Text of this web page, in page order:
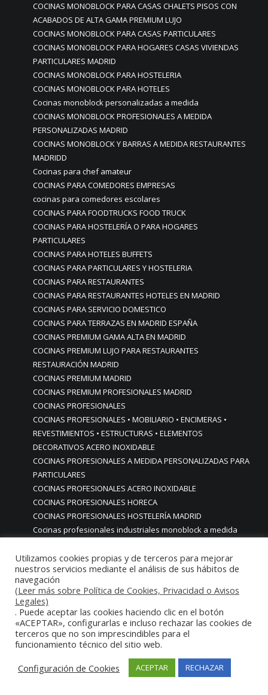
COCINAS MONOBLOCK PARA CASAS CHALETS PISOS CON
ACABADOS DE ALTA GAMA PREMIUM LUJO
COCINAS MONOBLOCK PARA CASAS PARTICULARES
COCINAS MONOBLOCK PARA HOGARES CASAS VIVIENDAS
PARTICULARES MADRID
COCINAS MONOBLOCK PARA HOSTELERIA
COCINAS MONOBLOCK PARA HOTELES
Cocinas monoblock personalizadas a medida
COCINAS MONOBLOCK PROFESIONALES A MEDIDA
PERSONALIZADAS MADRID
COCINAS MONOBLOCK Y BARRAS A MEDIDA RESTAURANTES
MADRIDD
Cocinas para chef amateur
COCINAS PARA COMEDORES EMPRESAS
cocinas para comedores escolares
COCINAS PARA FOODTRUCKS FOOD TRUCK
COCINAS PARA HOSTELERÍA O PARA HOGARES
PARTICULARES
COCINAS PARA HOTELES BUFFETS
COCINAS PARA PARTICULARES Y HOSTELERIA
COCINAS PARA RESTAURANTES
COCINAS PARA RESTAURANTES HOTELES EN MADRID
COCINAS PARA SERVICIO DOMESTICO
COCINAS PARA TERRAZAS EN MADRID ESPAÑA
COCINAS PREMIUM GAMA ALTA EN MADRID
COCINAS PREMIUM LUJO PARA RESTAURANTES
RESTAURACIÓN MADRID
COCINAS PREMIUM MADRID
COCINAS PREMIUM PROFESIONALES MADRID
COCINAS PROFESIONALES
COCINAS PROFESIONALES • MOBILIARIO • ENCIMERAS •
REVESTIMIENTOS • ESTRUCTURAS • ELEMENTOS
DECORATIVOS ACERO INOXIDABLE
COCINAS PROFESIONALES A MEDIDA PERSONALIZADAS PARA
PARTICULARES
COCINAS PROFESIONALES ACERO INOXIDABLE
COCINAS PROFESIONALES HORECA
COCINAS PROFESIONALES HOSTELERÍA MADRID
Cocinas profesionales industriales monoblock a medida
Cocinas profesionales industriales monoblock a medida
personalizadasCocinas profesionales industriales
monoblock a medida personalizadas
cocinas profesionales industriales para casas chalets
particulares urbanizaciones lujo madrid reformas cocinas
COCINAS PROFESIONALES INDUSTRIALES PARA HOGARES
ACABADOS ALTA GAMA LUJO
HOGARES CHALETS URBANIZACIONES LUJO MADRID
Utilizamos cookies propias y de terceros para mejorar
nuestros servicios mediante el análisis de sus hábitos de
navegación
(Leer más sobre Política de Cookies, Privacidad o Avisos
Legales)
. Puede aceptar las cookies haciendo clic en el botón
«ACEPTAR», configurarlas e incluso rechazar las cookies de
terceros que no son imprescindibles para el
funcionamiento técnico del sitio web.
Configuración de Cookies
ACEPTAR RECHAZAR